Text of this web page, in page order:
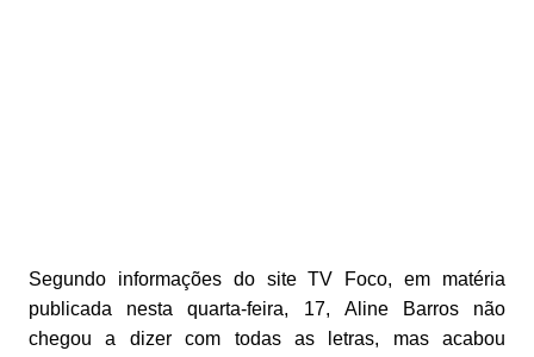
Segundo informações do site TV Foco, em matéria
publicada nesta quarta-feira, 17, Aline Barros não
chegou a dizer com todas as letras, mas acabou